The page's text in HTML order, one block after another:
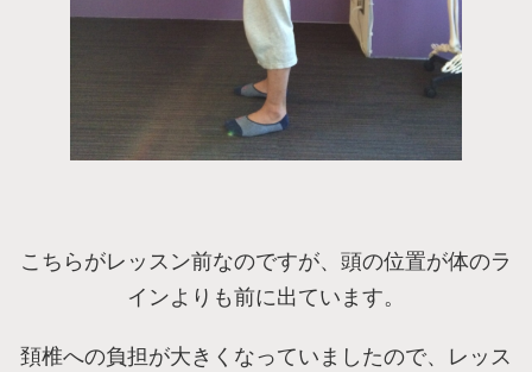
こちらがレッスン前なのですが、頭の位置が体のラ
インよりも前に出ています。
頚椎への負担が大きくなっていましたので、レッス